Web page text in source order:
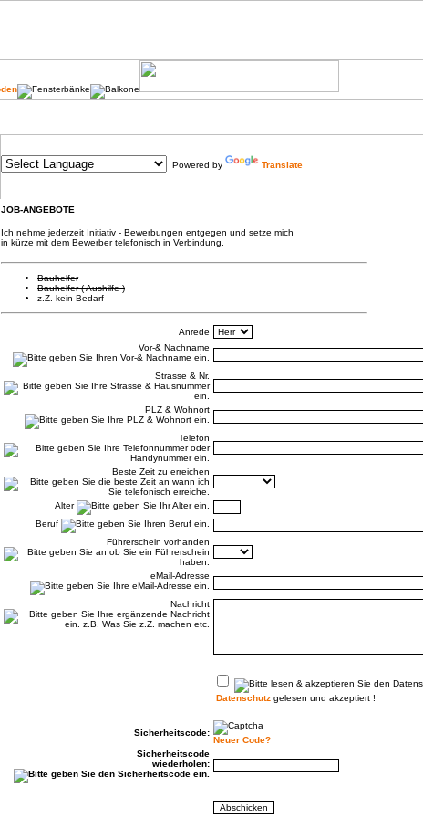
Powered by Translate
JOB-ANGEBOTE
Ich nehme jederzeit Initiativ - Bewerbungen entgegen und setze mich
in kürze mit dem Bewerber telefonisch in Verbindung.
Bauhelfer
Bauhelfer ( Aushilfe )
z.Z. kein Bedarf
Anrede
Vor-& Nachname
Strasse & Nr.
PLZ & Wohnort
Telefon
Beste Zeit zu erreichen
Alter
Beruf
Führerschein vorhanden
eMail-Adresse
Nachricht
Datenschutz gelesen und akzeptiert !
Sicherheitscode:
Neuer Code?
Sicherheitscode
wiederholen: